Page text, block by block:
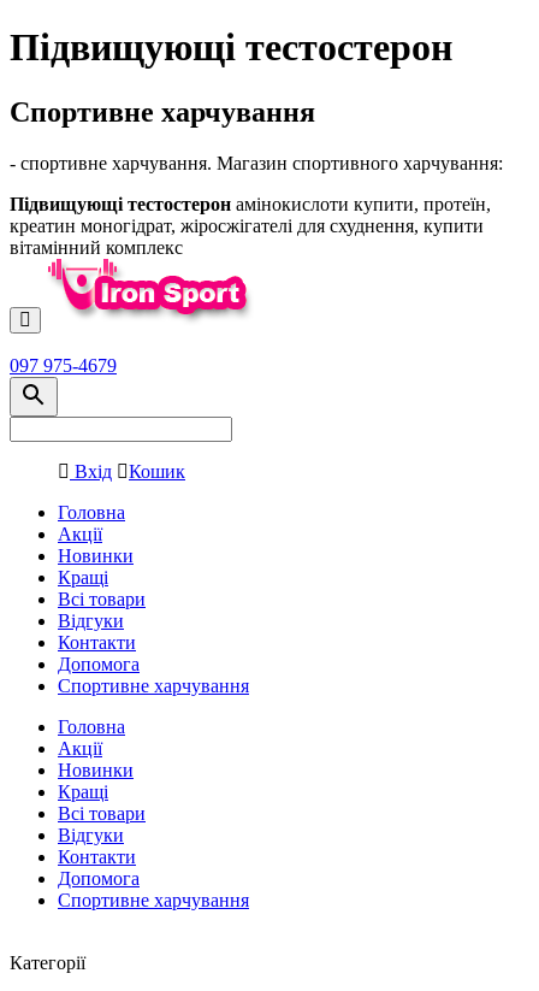
Підвищующі тестостерон
Спортивне харчування
- спортивне харчування. Магазин спортивного харчування:
Підвищующі тестостерон амінокислоти купити, протеїн,
креатин моногідрат, жіросжігателі для схуднення, купити
вітамінний комплекс
097 975-4679
Вхід
Кошик
Головна
Акції
Новинки
Кращі
Всі товари
Відгуки
Контакти
Допомога
Спортивне харчування
Головна
Акції
Новинки
Кращі
Всі товари
Відгуки
Контакти
Допомога
Спортивне харчування
Категорії